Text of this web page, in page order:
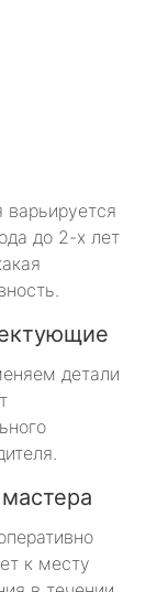
варьируется
до 2-х лет
детали
к месту